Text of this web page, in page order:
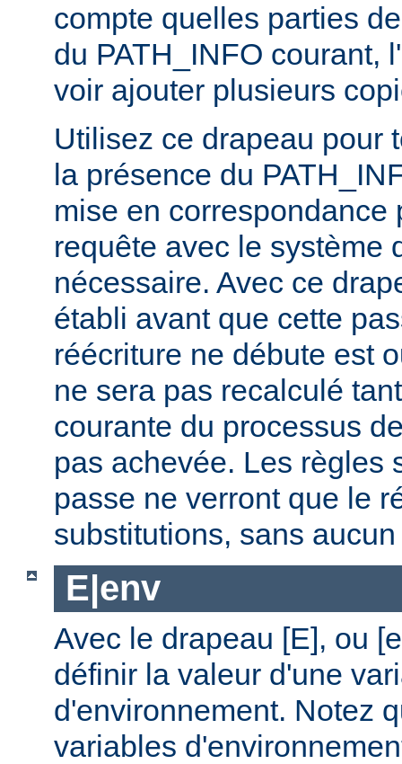
compte quelles parties
du PATH_INFO courant,
voir ajouter plusieurs
Utilisez ce drapeau pour
la présence du
mise en correspondance
requête avec le système
nécessaire. Avec ce
établi avant que cette
réécriture ne débute est
ne sera pas recalculé
courante du processus
pas achevée. Les règles
passe ne verront que le
substitutions, sans
E|env
Avec le drapeau [E], ou
définir la valeur d'une
d'environnement. Notez
variables